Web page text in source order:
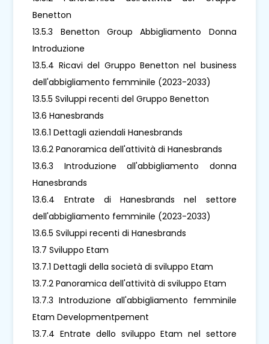
Benetton
13.5.3 Benetton Group Abbigliamento Donna
Introduzione
13.5.4 Ricavi del Gruppo Benetton nel business
dell'abbigliamento femminile (2023-2033)
13.5.5 Sviluppi recenti del Gruppo Benetton
13.6 Hanesbrands
13.6.1 Dettagli aziendali Hanesbrands
13.6.2 Panoramica dell'attività di Hanesbrands
13.6.3 Introduzione all'abbigliamento donna
Hanesbrands
13.6.4 Entrate di Hanesbrands nel settore
dell'abbigliamento femminile (2023-2033)
13.6.5 Sviluppi recenti di Hanesbrands
13.7 Sviluppo Etam
13.7.1 Dettagli della società di sviluppo Etam
13.7.2 Panoramica dell'attività di sviluppo Etam
13.7.3 Introduzione all'abbigliamento femminile
Etam Developmentpement
13.7.4 Entrate dello sviluppo Etam nel settore